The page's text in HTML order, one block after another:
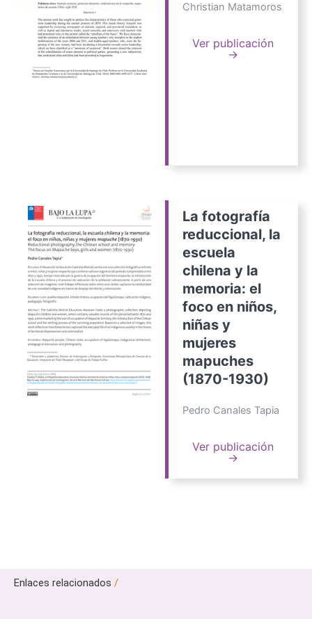
Christian Matamoros
Ver publicación
→
La fotografía
reduccional, la
escuela
chilena y la
memoria: el
foco en niños,
niñas y
mujeres
mapuches
(1870-1930)
Pedro Canales Tapia
Ver publicación
→
Enlaces relacionados /